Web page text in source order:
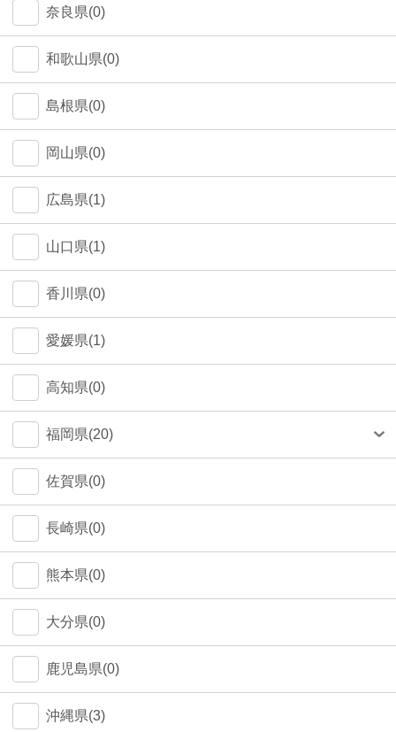
奈良県(0)
和歌山県(0)
島根県(0)
岡山県(0)
広島県(1)
山口県(1)
香川県(0)
愛媛県(1)
高知県(0)
福岡県(20)
福岡市(19)
佐賀県(0)
長崎県(0)
熊本県(0)
大分県(0)
鹿児島県(0)
沖縄県(3)